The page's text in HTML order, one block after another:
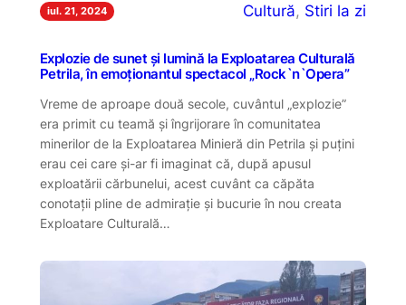
iul. 21, 2024 Cultură, Stiri la zi
Explozie de sunet și lumină la Exploatarea Culturală
Petrila, în emoționantul spectacol „Rock`n`Opera”
Vreme de aproape două secole, cuvântul „explozie”
era primit cu teamă și îngrijorare în comunitatea
minerilor de la Exploatarea Minieră din Petrila și puțini
erau cei care și-ar fi imaginat că, după apusul
exploatării cărbunelui, acest cuvânt ca căpăta
conotații pline de admirație și bucurie în nou creata
Exploatare Culturală…